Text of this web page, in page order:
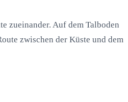
zueinander. Auf dem Talboden
zwischen der Küste und dem